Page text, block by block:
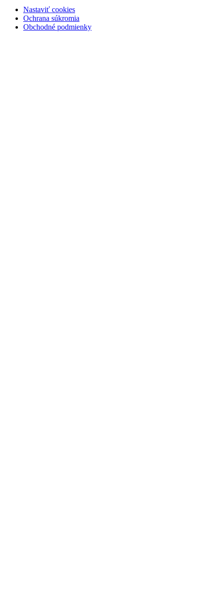
Nastaviť cookies
Ochrana súkromia
Obchodné podmienky